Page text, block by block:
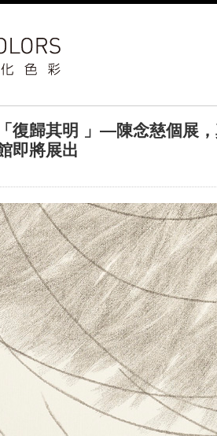
復歸其明 」—陳念慈個展
即將展出